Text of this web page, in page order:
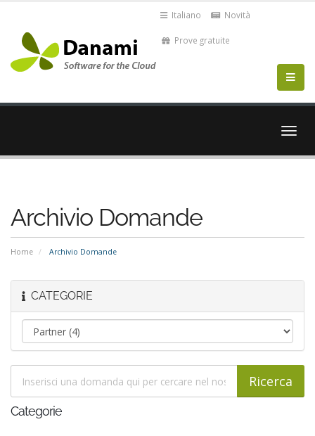
Italiano Novità
Prove gratuite
Archivio Domande
Home Archivio Domande
CATEGORIE
Categorie